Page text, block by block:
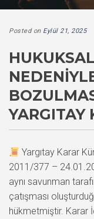
Posted on Eylül 21, 2025
YARGITAY
Yargıtay Karar
2011/377 –
aynı savunman
çatışması
hükmetmiştir.